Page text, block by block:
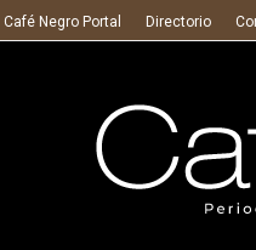
Café Negro Portal Directorio